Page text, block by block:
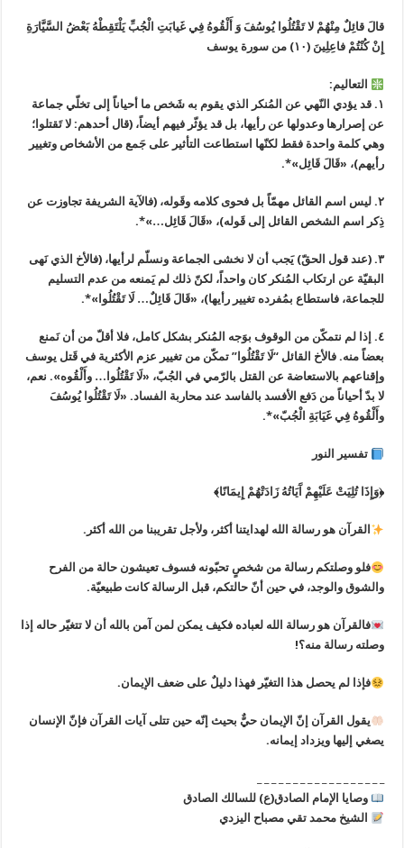
قالَ قائِلٌ مِنْهُمْ لا تَقْتُلُوا يُوسُفَ وَ أَلْقُوهُ فِي غَيابَتِ الْجُبِّ يَلْتَقِطْهُ بَعْضُ السَّيَّارَةِ
إِنْ كُنْتُمْ فاعِلِينَ (١٠) من سورة يوسف
التعاليم:
‏١. قد يؤدي النّهي عن المُنكر الذي يقوم به شَخص ما أحياناً إلی تخلّي جماعة
عن إصرارها وعدولها عن رأيها، بل قد يؤثّر فيهم أيضاً، (قال أحدهم: لا تَقتلوا؛
وهي كلمة واحدة فقط لكنّها استطاعت التأثير علی جَمع من الأشخاص وتغيير
رأيهم)، «قَالَ قَائِل»*.
‏٢. ليس اسم القائل مهمّاً بل فحوی كلامه وقَوله، (فالآية الشريفة تجاوزت عن
ذِكر اسم الشخص القائل إلی قَوله)، «قَالَ قَائِل…»*.
‏٣. (عند قول الحقّ) يَجب أن لا نخشی الجماعة ونسلّم لرأيها، (فالأخ الذي نَهی
البقيّة عن ارتكاب المُنكر كان واحداً، لكنّ ذلك لم يَمنعه من عدم التسليم
للجماعة، فاستطاع بمُفرده تغيير رأيها)، «قَالَ قَائِلٌ… لَا تَقْتُلُوا»*.
‏٤. إذا لم نتمكّن من الوقوف بوَجه المُنكر بشكل كامل، فلا أقلّ من أن نَمنع
بعضاً منه. فالأخ القائل “لَا تَقْتُلُوا” تمكّن من تغيير عزم الأكثرية في قَتل يوسف
وإقناعهم بالاستعاضة عن القتل بالرّمي في الجُبّ، «لَا تَقْتُلُوا… وأَلْقُوه». نعم،
لا بدّ أحياناً من دَفع الأفسد بالفاسد عند محاربة الفساد. «لَا تَقْتُلُوا يُوسُفَ
وأَلْقُوهُ فِي غَيَابَةِ الْجُبّ»*.
تفسير النور
﴿وَإِذَا تُلِيَتْ عَلَيْهِمْ آَيَاتُهُ زَادَتْهُمْ إِيمَانًا﴾
القرآن هو رسالة الله لهدايتنا أكثر، ولأجل تقريبنا من الله أكثر.
فلو وصلتكم رسالة من شخصٍ تحبّونه فسوف تعيشون حالة من الفرح
والشوق والوجد، في حين أنّ حالتكم، قبل الرسالة كانت طبيعيّة.
فالقرآن هو رسالة الله لعباده فكيف يمكن لمن آمن بالله أن لا تتغيّر حاله إذا
وصلته رسالة منه؟!
فإذا لم يحصل هذا التغيّر فهذا دليلٌ على ضعف الإيمان.
يقول القرآن إنّ الإيمان حيٌّ بحيث إنّه حين تتلى آيات القرآن فإنّ الإنسان
يصغي إليها ويزداد إيمانه.
وصايا الإمام الصادق(ع) للسالك الصادق
الشيخ محمد تقي مصباح اليزدي